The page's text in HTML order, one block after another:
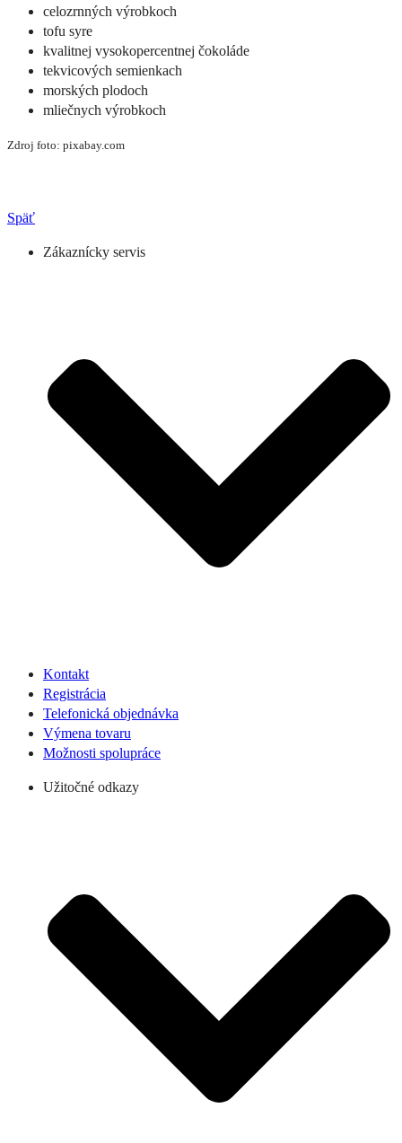
celozrnných výrobkoch
tofu syre
kvalitnej vysokopercentnej čokoláde
tekvicových semienkach
morských plodoch
mliečnych výrobkoch
Zdroj foto: pixabay.com
Späť
Zákaznícky servis
Kontakt
Registrácia
Telefonická objednávka
Výmena tovaru
Možnosti spolupráce
Užitočné odkazy